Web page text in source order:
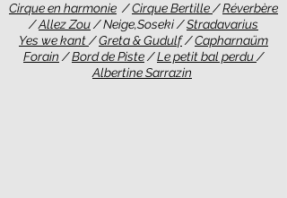
Cirque en harmonie /Cirque Bertille/Réverbère
/Allez Zou/ Neige,Soseki /Stradavarius
Yes we kant/Greta & Gudulf/Capharnaüm
Forain /Bord de Piste/Le petit bal perdu/
Albertine Sarrazin